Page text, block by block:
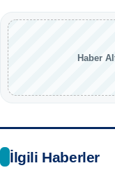
Haber
İlgili Haberler